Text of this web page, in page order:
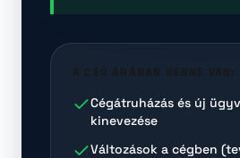
A CÉG ÁRÁBAN BENNE VAN:
Cégátruházás és új
kinevezése
Változások a cégben